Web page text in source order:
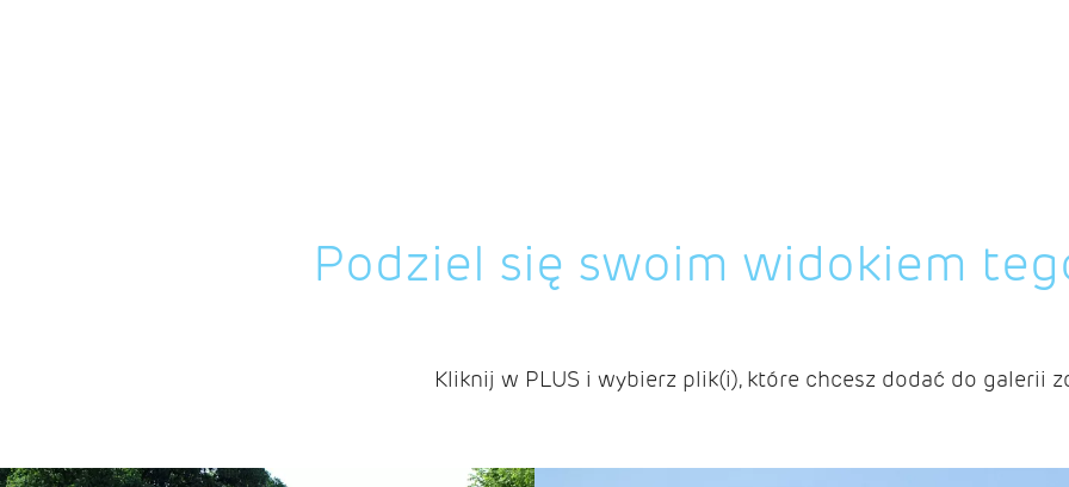
Podziel się swoim widokiem
Kliknij w PLUS i wybierz plik(i), które chcesz dodać do galerii